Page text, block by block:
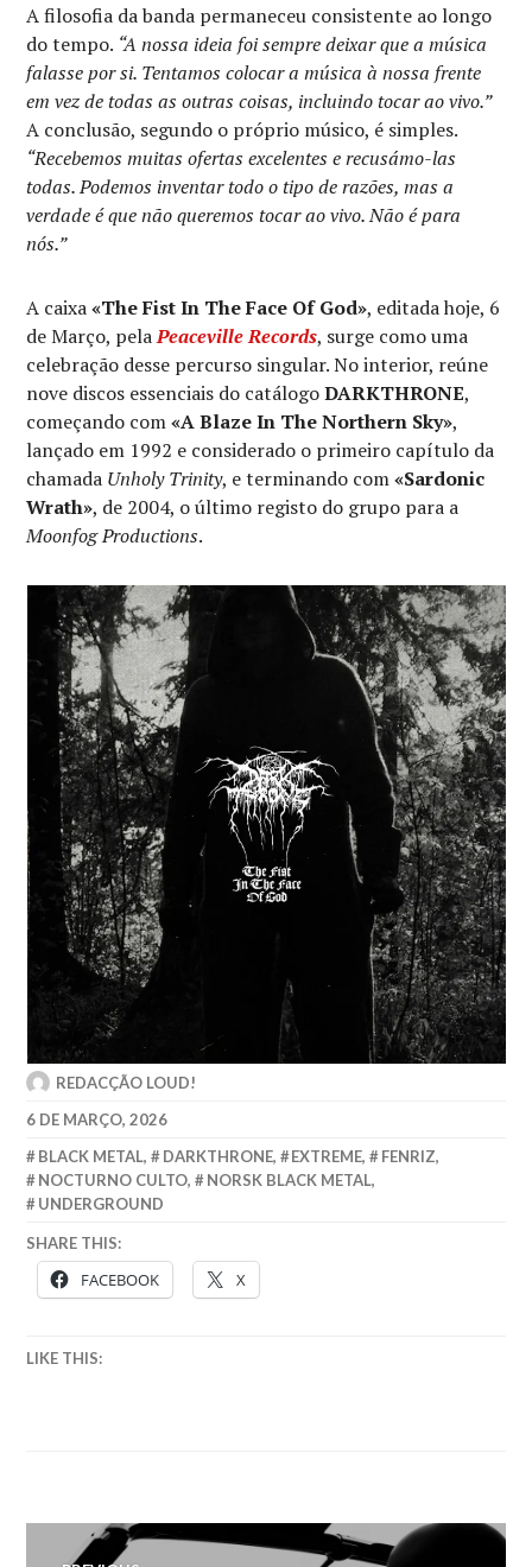
A filosofia da banda permaneceu consistente ao longo
do tempo. “A nossa ideia foi sempre deixar que a música
falasse por si. Tentamos colocar a música à nossa frente
em vez de todas as outras coisas, incluindo tocar ao vivo.”
A conclusão, segundo o próprio músico, é simples.
“Recebemos muitas ofertas excelentes e recusámo-las
todas. Podemos inventar todo o tipo de razões, mas a
verdade é que não queremos tocar ao vivo. Não é para
nós.”
A caixa«The Fist In The Face Of God», editada hoje, 6
de Março, pelaPeaceville Records, surge como uma
celebração desse percurso singular. No interior, reúne
nove discos essenciais do catálogoDARKTHRONE,
começando com«A Blaze In The Northern Sky»,
lançado em 1992 e considerado o primeiro capítulo da
chamada Unholy Trinity, e terminando com«Sardonic
Wrath», de 2004, o último registo do grupo para a
Moonfog Productions.
REDACÇÃO LOUD!
6 DE MARÇO, 2026
BLACK METAL, DARKTHRONE, EXTREME, FENRIZ,
NOCTURNO CULTO, NORSK BLACK METAL,
UNDERGROUND
SHARE THIS:
FACEBOOK X
LIKE THIS: